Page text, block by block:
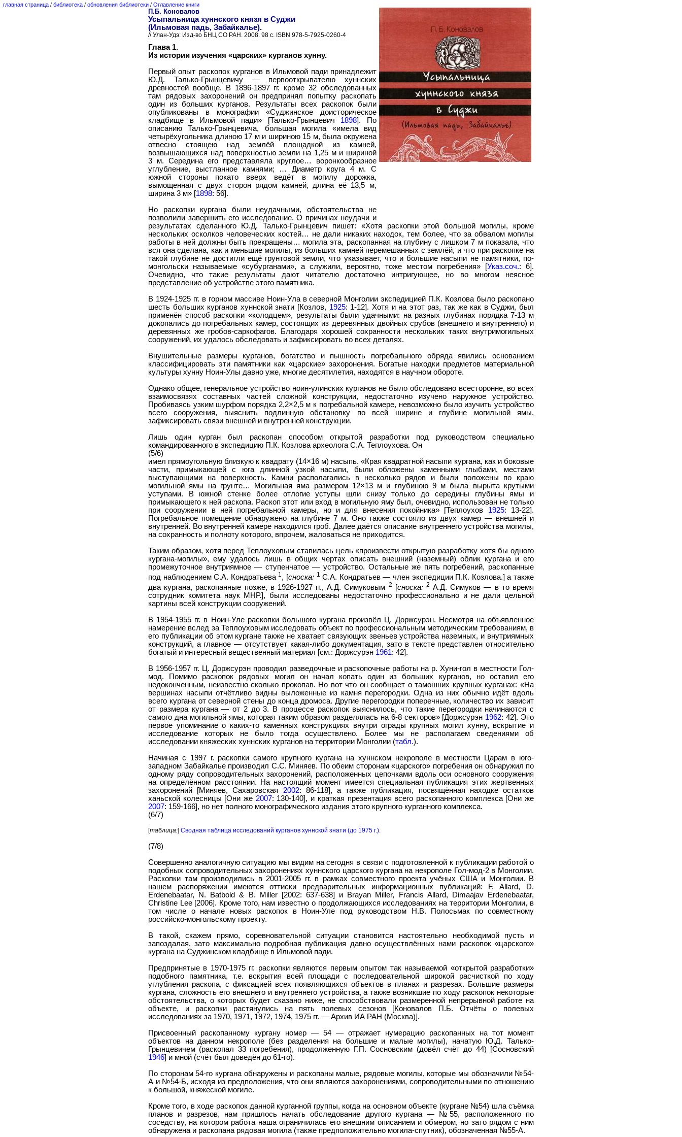
главная страница / библиотека / обновления библиотеки / Оглавление книги
П.Б. Коновалов
Усыпальница хуннского князя в Суджи
(Ильмовая падь, Забайкалье).
// Улан-Удэ: Изд-во БНЦ СО РАН. 2008. 98 с. ISBN 978-5-7925-0260-4
Глава 1.
Из истории изучения «царских» курганов хунну.
Первый опыт раскопок курганов в Ильмовой пади принадлежит
Ю.Д. Талько-Грынцевичу — первооткрывателю хуннских
древностей вообще. В 1896-1897 гг. кроме 32 обследованных
там рядовых захоронений он предпринял попытку раскопать
один из больших курганов. Результаты всех раскопок были
опубликованы в монографии «Суджинское доисторическое
кладбище в Ильмовой пади» [Талько-Грынцевич 1898]. По
описанию Талько-Грынцевича, большая могила «имела вид
четырёхугольника длиною 17 м и шириною 15 м, была окружена
отвесно стоящею над землёй площадкой из камней,
возвышающихся над поверхностью земли на 1,25 м и шириной
3 м. Середина его представляла круглое… воронкообразное
углубление, выстланное камнями; … Диаметр круга 4 м. С
южной стороны покато вверх ведёт в могилу дорожка,
вымощенная с двух сторон рядом камней, длина её 13,5 м,
ширина 3 м» [1898: 56].
Но раскопки кургана были неудачными, обстоятельства не
позволили завершить его исследование. О причинах неудачи и
результатах сделанного Ю.Д. Талько-Грынцевич пишет: «Хотя раскопки этой большой могилы, кроме
нескольких осколков человеческих костей… не дали никаких находок, тем более, что за обвалом могилы
работы в ней должны быть прекращены… могила эта, раскопанная на глубину с лишком 7 м показала, что
вся она сделана, как и меньшие могилы, из больших камней перемешанных с землёй, и что при раскопке на
такой глубине не достигли ещё грунтовой земли, что указывает, что и большие насыпи не памятники, по-
монгольски называемые «субурганами», а служили, вероятно, тоже местом погребения» [Указ.соч.: 6].
Очевидно, что такие результаты дают читателю достаточно интригующее, но во многом неясное
представление об устройстве этого памятника.
В 1924-1925 гг. в горном массиве Ноин-Ула в северной Монголии экспедицией П.К. Козлова было раскопано
шесть больших курганов хуннской знати [Козлов, 1925: 1-12]. Хотя и на этот раз, так же как в Суджи, был
применён способ раскопки «колодцем», результаты были удачными: на разных глубинах порядка 7-13 м
докопались до погребальных камер, состоящих из деревянных двойных срубов (внешнего и внутреннего) и
деревянных же гробов-саркофагов. Благодаря хорошей сохранности нескольких таких внутримогильных
сооружений, их удалось обследовать и зафиксировать во всех деталях.
Внушительные размеры курганов, богатство и пышность погребального обряда явились основанием
классифицировать эти памятники как «царские» захоронения. Богатые находки предметов материальной
культуры хунну Ноин-Улы давно уже, многие десятилетия, находятся в научном обороте.
Однако общее, генеральное устройство ноин-улинских курганов не было обследовано всесторонне, во всех
взаимосвязях составных частей сложной конструкции, недостаточно изучено наружное устройство.
Пробиваясь узким шурфом порядка 2,2×2,5 м к погребальной камере, невозможно было изучить устройство
всего сооружения, выяснить подлинную обстановку по всей ширине и глубине могильной ямы,
зафиксировать связи внешней и внутренней конструкции.
Лишь один курган был раскопан способом открытой разработки под руководством специально
командированного в экспедицию П.К. Козлова археолога С.А. Теплоухова. Он
(5/6)
имел прямоугольную близкую к квадрату (14×16 м) насыпь. «Края квадратной насыпи кургана, как и боковые
части, примыкающей с юга длинной узкой насыпи, были обложены каменными глыбами, местами
выступающими на поверхность. Камни располагались в несколько рядов и были положены по краю
могильной ямы на грунте… Могильная яма размером 12×13 м и глубиною 9 м была вырыта крутыми
уступами. В южной стенке более отлогие уступы шли снизу только до середины глубины ямы и
примыкающего к ней раскопа. Раскоп этот или вход в могильную яму был, очевидно, использован не только
при сооружении в ней погребальной камеры, но и для внесения покойника» [Теплоухов 1925: 13-22].
Погребальное помещение обнаружено на глубине 7 м. Оно также состояло из двух камер — внешней и
внутренней. Во внутренней камере находился гроб. Далее даётся описание внутреннего устройства могилы,
на сохранность и полноту которого, впрочем, жаловаться не приходится.
Таким образом, хотя перед Теплоуховым ставилась цель «произвести открытую разработку хотя бы одного
кургана-могилы», ему удалось лишь в общих чертах описать внешний (наземный) облик кургана и его
промежуточное внутриямное — ступенчатое — устройство. Остальные же пять погребений, раскопанные
под наблюдением С.А. Кондратьева 1, [сноска: 1 С.А. Кондратьев — член экспедиции П.К. Козлова.] а также
два кургана, раскопанные позже, в 1926-1927 гг., А.Д. Симуковым 2 [сноска: 2 А.Д. Симуков — в то время
сотрудник комитета наук МНР.], были исследованы недостаточно профессионально и не дали цельной
картины всей конструкции сооружений.
В 1954-1955 гг. в Ноин-Уле раскопки большого кургана произвёл Ц. Доржсурэн. Несмотря на объявленное
намерение вслед за Теплоуховым исследовать объект по профессиональным методическим требованиям, в
его публикации об этом кургане также не хватает связующих звеньев устройства наземных, и внутриямных
конструкций, а главное — отсутствует какая-либо документация, зато в тексте представлен относительно
богатый и интересный вещественный материал [см.: Доржсурэн 1961: 42].
В 1956-1957 гг. Ц. Доржсурэн проводил разведочные и раскопочные работы на р. Хуни-гол в местности Гол-
мод. Помимо раскопок рядовых могил он начал копать один из больших курганов, но оставил его
недоконченным, неизвестно сколько прокопав. Но вот что он сообщает о тамошних крупных курганах: «На
вершинах насыпи отчётливо видны выложенные из камня перегородки. Одна из них обычно идёт вдоль
всего кургана от северной стены до конца дромоса. Другие перегородки поперечные, количество их зависит
от размера кургана — от 2 до 3. В процессе раскопок выяснилось, что такие перегородки начинаются с
самого дна могильной ямы, которая таким образом разделялась на 6-8 секторов» [Доржсурэн 1962: 42]. Это
первое упоминание о каких-то каменных конструкциях внутри ограды крупных могил хунну, вскрытие и
исследование которых не было тогда осуществлено. Более мы не располагаем сведениями об
исследовании княжеских хуннских курганов на территории Монголии (табл.).
Начиная с 1997 г. раскопки самого крупного кургана на хуннском некрополе в местности Царам в юго-
западном Забайкалье производил С.С. Миняев. По обеим сторонам «царского» погребения он обнаружил по
одному ряду сопроводительных захоронений, расположенных цепочками вдоль оси основного сооружения
на определённом расстоянии. На настоящий момент имеется специальная публикация этих жертвенных
захоронений [Миняев, Сахаровская 2002: 86-118], а также публикация, посвящённая находке остатков
ханьской колесницы [Они же 2007: 130-140], и краткая презентация всего раскопанного комплекса [Они же
2007: 159-166], но нет полного монографического издания этого крупного курганного комплекса.
(6/7)
[таблица:] Сводная таблица исследований курганов хуннской знати (до 1975 г.).
(7/8)
Совершенно аналогичную ситуацию мы видим на сегодня в связи с подготовленной к публикации работой о
подобных сопроводительных захоронениях хуннского царского кургана на некрополе Гол-мод-2 в Монголии.
Раскопки там производились в 2001-2005 гг. в рамках совместного проекта учёных США и Монголии. В
нашем распоряжении имеются оттиски предварительных информационных публикаций: F. Allard, D.
Erdenebaatar, N. Batbold & В. Miller [2002: 637-638] и Brayan Miller, Francis Allard, Dimaajav Erdenebaatar,
Christine Lee [2006]. Кроме того, нам известно о продолжающихся исследованиях на территории Монголии, в
том числе о начале новых раскопок в Ноин-Уле под руководством Н.В. Полосьмак по совместному
российско-монгольскому проекту.
В такой, скажем прямо, соревновательной ситуации становится настоятельно необходимой пусть и
запоздалая, зато максимально подробная публикация давно осуществлённых нами раскопок «царского»
кургана на Суджинском кладбище в Ильмовой пади.
Предпринятые в 1970-1975 гг. раскопки являются первым опытом так называемой «открытой разработки»
подобного памятника, т.е. вскрытия всей площади с последовательной широкой расчисткой по ходу
углубления раскопа, с фиксацией всех появляющихся объектов в планах и разрезах. Большие размеры
кургана, сложность его внешнего и внутреннего устройства, а также возникшие по ходу раскопок некоторые
обстоятельства, о которых будет сказано ниже, не способствовали размеренной непрерывной работе на
объекте, и раскопки растянулись на пять полевых сезонов [Коновалов П.Б. Отчёты о полевых
исследованиях за 1970, 1971, 1972, 1974, 1975 гг. — Архив ИА РАН (Москва)].
Присвоенный раскопанному кургану номер — 54 — отражает нумерацию раскопанных на тот момент
объектов на данном некрополе (без разделения на большие и малые могилы), начатую Ю.Д. Талько-
Грынцевичем (раскопал 33 погребения), продолженную Г.П. Сосновским (довёл счёт до 44) [Сосновский
1946] и мной (счёт был доведён до 61-го).
По сторонам 54-го кургана обнаружены и раскопаны малые, рядовые могилы, которые мы обозначили №54-
А и №54-Б, исходя из предположения, что они являются захоронениями, сопроводительными по отношению
к большой, княжеской могиле.
Кроме того, в ходе раскопок данной курганной группы, когда на основном объекте (кургане №54) шла съёмка
планов и разрезов, нам пришлось начать обследование другого кургана — №55, расположенного по
соседству, на котором работа наша ограничилась его внешним описанием и обмером, но зато рядом с ним
обнаружена и раскопана рядовая могила (также предположительно могила-спутник), обозначенная №55-А.